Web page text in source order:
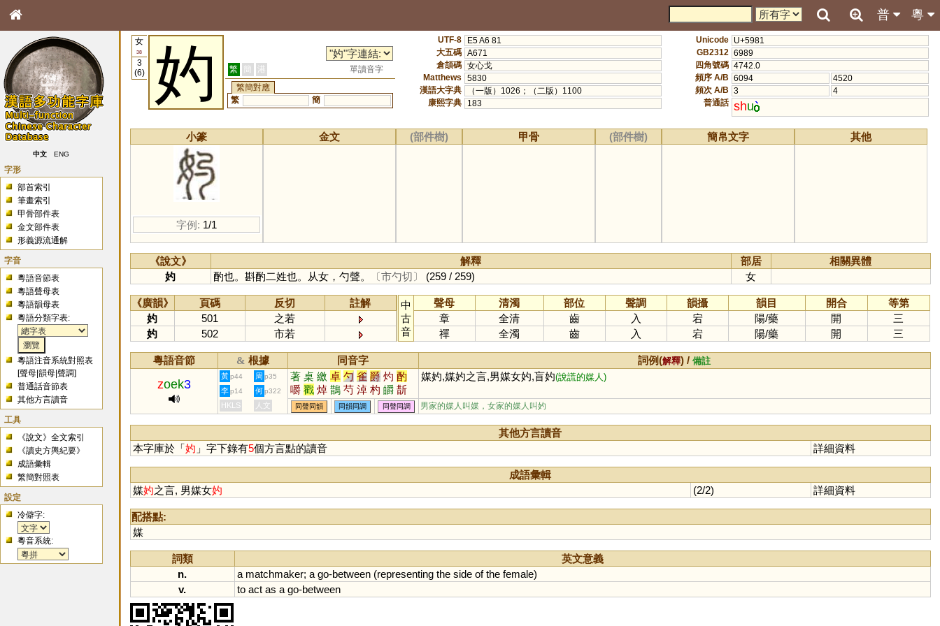
粵
普
中文 ENG
字形
部首索引
筆畫索引
甲骨部件表
金文部件表
形義源流通解
字音
粵語音節表
粵語聲母表
粵語韻母表
粵語分類字表:
粵語注音系統對照表
[聲母 |韻母 |聲調]
普通話音節表
其他方言讀音
工具
《說文》全文索引
《讀史方輿紀要》
成語彙輯
繁簡對照表
設定
冷僻字:
粵音系統:
女
38
3
(6)
妁 繁 簡 港
單讀音字
繁簡對應
繁
簡
UTF-8
E5 A6 81
大五碼 A671
倉頡碼 女心戈
Matthews
5830
漢語大字典
（一版）1026；（二版）1100
康熙字典
183
Unicode U+5981
GB2312 6989
四角號碼 4742.0
頻序 A/B 6094
4520
頻次 A/B 3
4
普通話 shu
小篆
字例: 1/1
金文 (部件樹) 甲骨 (部件樹) 簡帛文字 其他
《說文》 解釋 部居
相關異體
妁
酌也。斟酌二姓也。从女，勺聲。 〔市勺切〕 (259 / 259) 女
《廣韻》 頁碼 反切
註解
妁
501
之若
妁
502 市若
中
古
音
聲母 清濁 部位 聲調 韻攝 韻目 開合
等第
章
全清 齒 入 宕 陽/藥 開
三
禪
全濁 齒 入 宕 陽/藥 開 三
粵語音節 & 根據 同音字 詞例(解釋) /備註
zoek3
黃 p44 周 p35 著 桌 繳 卓 勺 雀 爵 灼 酌
嚼 戳 焯 鵲 芍 淖 杓 皭 斮
倬 斫 斲 爝 穱 彴 櫡 禚 圴
汋 斀 棹 謶
媒妁,媒妁之言,男媒女妁,盲妁(說謊的媒人)
李 p14 何 p322
HKLS 人文 同聲同韻 同韻同調 同聲同調 男家的媒人叫媒，女家的媒人叫妁
其他方言讀音
本字庫於「妁 」字下錄有5個方言點的讀音 詳細資料
成語彙輯
媒妁之言, 男媒女妁 (2/2) 詳細資料
配搭點:
媒
詞類
英文意義
n.
a matchmaker; a go-between(representing the side of the female)
v.
to act as a go-between